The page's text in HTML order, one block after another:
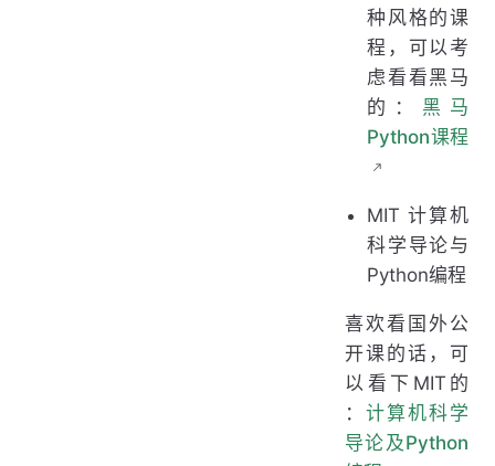
种风格的课
程，可以考
虑看看黑马
的： 黑马
Python课程
MIT 计算机
科学导论与
Python编程
喜欢看国外公
开课的话，可
以看下MIT的
： 计算机科学
导论及Python